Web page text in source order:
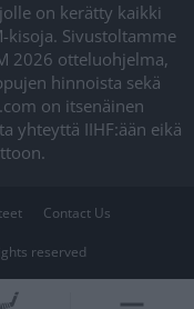
on kerätty kaikki
kisoja. Sivustoltamme
2026 otteluohjelma,
hinnoista sekä
on itsenäinen
yhteyttä IIHF:ään eikä
Contact Us
reserved